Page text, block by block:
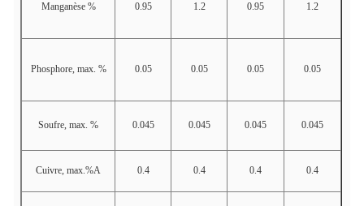
Manganèse % 0.95 1.2 0.95 1.2
Phosphore, max. % 0.05 0.05 0.05 0.05
Soufre, max. % 0.045 0.045 0.045 0.045
Cuivre, max.%A 0.4 0.4 0.4 0.4